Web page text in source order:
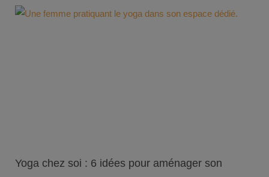
Yoga chez soi : 6 idées pour aménager son